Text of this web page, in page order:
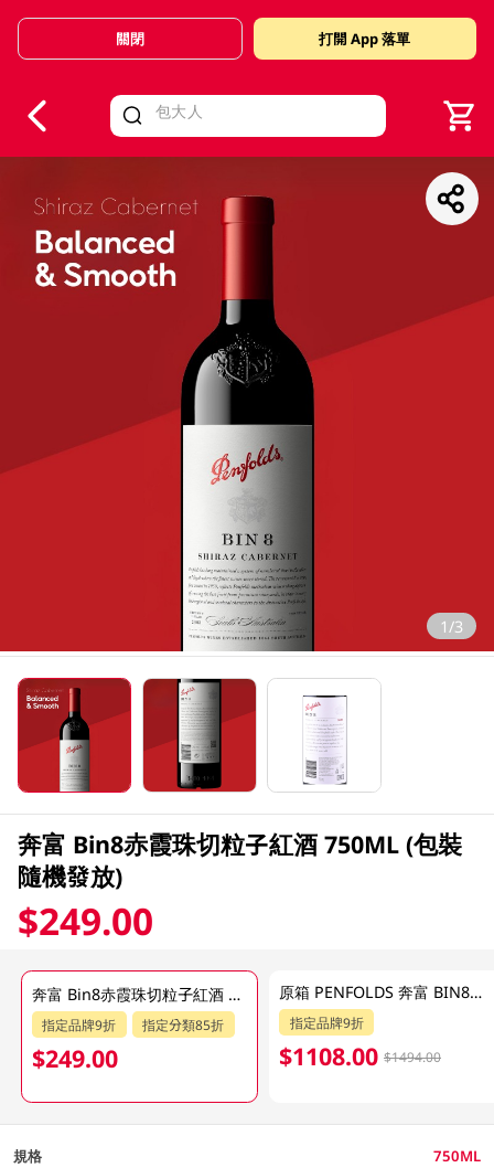
Valid Until 30 June 2026
關閉 打開 App 落單
1/3
奔富 Bin8赤霞珠切粒子紅酒 750ML (包裝
隨機發放)
$249.00
奔富 Bin8赤霞珠切粒子紅酒 750ML (包裝隨機發放)
指定品牌9折 指定分類85折
$249.00
原箱 PENFOLDS 奔富 BIN8紅酒 6PC X 750ML
指定品牌9折
$1108.00 $1494.00
規格 750ML